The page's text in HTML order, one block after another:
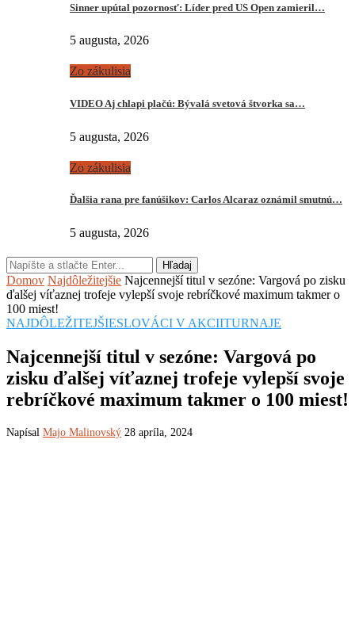
Sinner upútal pozornosť: Líder pred US Open zamieril…
5 augusta, 2026
Zo zákulisia
VIDEO Aj chlapi plačú: Bývalá svetová štvorka sa…
5 augusta, 2026
Zo zákulisia
Ďalšia rana pre fanúšikov: Carlos Alcaraz oznámil smutnú…
5 augusta, 2026
Hľadaj
Domov Najdôležitejšie Najcennejší titul v sezóne: Vargová po zisku
ďalšej víťaznej trofeje vylepší svoje rebríčkové maximum takmer o
100 miest!
NAJDÔLEŽITEJŠIESLOVÁCI V AKCIITURNAJE
Najcennejší titul v sezóne: Vargová po
zisku ďalšej víťaznej trofeje vylepší svoje
rebríčkové maximum takmer o 100 miest!
Napísal Majo Malinovský 28 apríla, 2024